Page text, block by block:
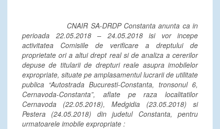
CNAIR SA-DRDP Constanta anunta ca in
perioada 22.05.2018 – 24.05.2018 isi vor incepe
activitatea Comisiile de verificare a dreptului de
proprietate ori a altui drept real si de analiza a cererilor
depuse de titularii de drepturi reale asupra imobilelor
expropriate, situate pe amplasamentul lucrarii de utilitate
publica “Autostrada Bucuresti-Constanta, tronsonul 6,
Cernavoda-Constanta”, aflate pe raza localitatilor
Cernavoda (22.05.2018), Medgidia (23.05.2018) si
Pestera (24.05.2018) din judetul Constanta, pentru
urmatoarele imobile expropriate :